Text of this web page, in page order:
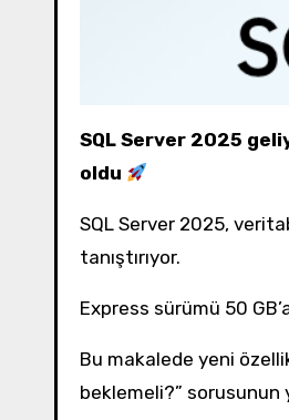
SQL Server 2025
oldu
SQL Server 2025,
tanıştırıyor.
Express sürümü 50
Bu makalede yeni
beklemeli?” sorusunun